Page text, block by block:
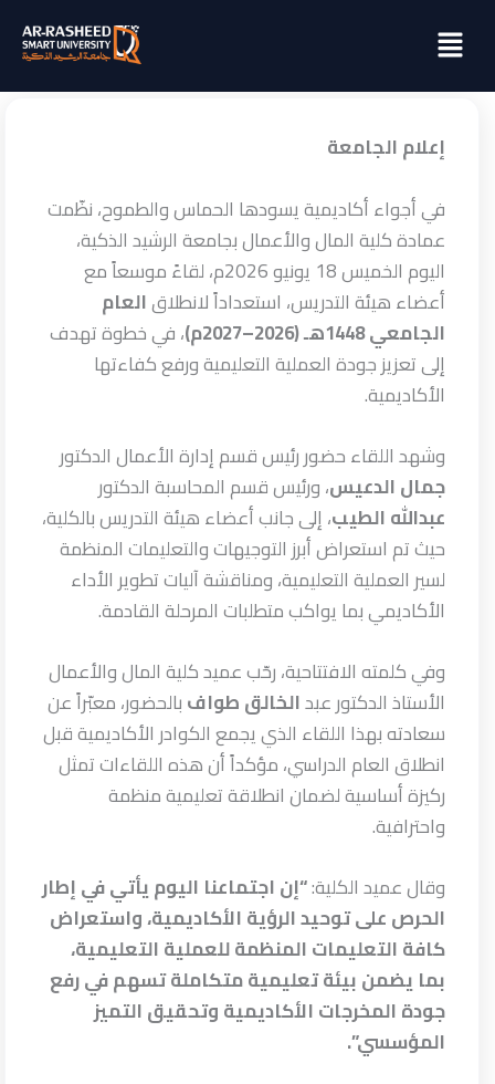
Menu
إعلام الجامعة
في أجواء أكاديمية يسودها الحماس والطموح، نظّمت
عمادة كلية المال والأعمال بجامعة الرشيد الذكية،
اليوم الخميس 18 يونيو 2026م، لقاءً موسعاً مع
أعضاء هيئة التدريس، استعداداً لانطلاقالعام
الجامعي 1448هـ (2026–2027م)
، في خطوة تهدف
إلى تعزيز جودة العملية التعليمية ورفع كفاءتها
الأكاديمية.
وشهد اللقاء حضور رئيس قسم إدارة الأعمال الدكتور
جمال الدعيس، ورئيس قسم المحاسبة الدكتور
عبدالله الطيب، إلى جانب أعضاء هيئة التدريس بالكلية،
حيث تم استعراض أبرز التوجيهات والتعليمات المنظمة
لسير العملية التعليمية، ومناقشة آليات تطوير الأداء
الأكاديمي بما يواكب متطلبات المرحلة القادمة.
وفي كلمته الافتتاحية، رحّب عميد كلية المال والأعمال
الأستاذ الدكتور عبدالخالق طوافبالحضور، معبّراً عن
سعادته بهذا اللقاء الذي يجمع الكوادر الأكاديمية قبل
انطلاق العام الدراسي، مؤكداً أن هذه اللقاءات تمثل
ركيزة أساسية لضمان انطلاقة تعليمية منظمة
واحترافية.
وقال عميد الكلية:“إن اجتماعنا اليوم يأتي في إطار
الحرص على توحيد الرؤية الأكاديمية، واستعراض
كافة التعليمات المنظمة للعملية التعليمية،
بما يضمن بيئة تعليمية متكاملة تسهم في رفع
جودة المخرجات الأكاديمية وتحقيق التميز
المؤسسي”.